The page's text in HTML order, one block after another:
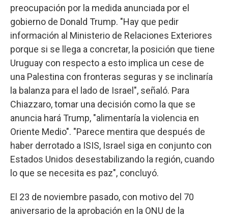
preocupación por la medida anunciada por el
gobierno de Donald Trump. "Hay que pedir
información al Ministerio de Relaciones Exteriores
porque si se llega a concretar, la posición que tiene
Uruguay con respecto a esto implica un cese de
una Palestina con fronteras seguras y se inclinaría
la balanza para el lado de Israel", señaló. Para
Chiazzaro, tomar una decisión como la que se
anuncia hará Trump, "alimentaría la violencia en
Oriente Medio". "Parece mentira que después de
haber derrotado a ISIS, Israel siga en conjunto con
Estados Unidos desestabilizando la región, cuando
lo que se necesita es paz", concluyó.
El 23 de noviembre pasado, con motivo del 70
aniversario de la aprobación en la ONU de la